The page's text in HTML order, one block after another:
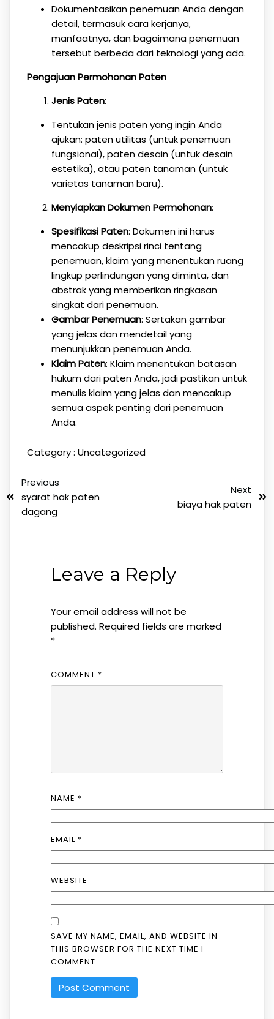
Dokumentasikan penemuan Anda dengan
detail, termasuk cara kerjanya,
manfaatnya, dan bagaimana penemuan
tersebut berbeda dari teknologi yang ada.
Pengajuan Permohonan Paten
Jenis Paten:
Tentukan jenis paten yang ingin Anda
ajukan: paten utilitas (untuk penemuan
fungsional), paten desain (untuk desain
estetika), atau paten tanaman (untuk
varietas tanaman baru).
Menyiapkan Dokumen Permohonan:
Spesifikasi Paten: Dokumen ini harus
mencakup deskripsi rinci tentang
penemuan, klaim yang menentukan ruang
lingkup perlindungan yang diminta, dan
abstrak yang memberikan ringkasan
singkat dari penemuan.
Gambar Penemuan: Sertakan gambar
yang jelas dan mendetail yang
menunjukkan penemuan Anda.
Klaim Paten: Klaim menentukan batasan
hukum dari paten Anda, jadi pastikan untuk
menulis klaim yang jelas dan mencakup
semua aspek penting dari penemuan
Anda.
Category : Uncategorized
Previous
syarat hak paten
dagang
Next
biaya hak paten
Leave a Reply
Your email address will not be
published. Required fields are marked
*
COMMENT *
NAME *
EMAIL *
WEBSITE
SAVE MY NAME, EMAIL, AND WEBSITE IN
THIS BROWSER FOR THE NEXT TIME I
COMMENT.